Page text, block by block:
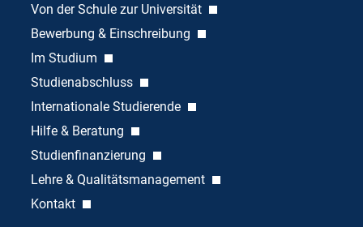
Von der Schule zur Universität
Bewerbung & Einschreibung
Im Studium
Studienabschluss
Internationale Studierende
Hilfe & Beratung
Studienfinanzierung
Lehre & Qualitätsmanagement
Kontakt